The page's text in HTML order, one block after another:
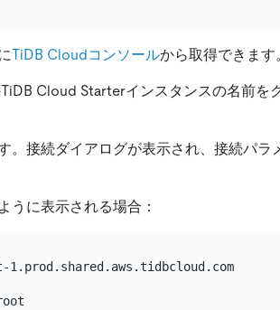
TiDB Cloudコンソールから取得できます
Cloud Starterインスタンスの名前を
。接続ダイアログが表示され、接続パラ
うに表示される場合：
1.prod.shared.aws.tidbcloud.com